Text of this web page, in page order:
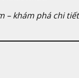
khám phá chi